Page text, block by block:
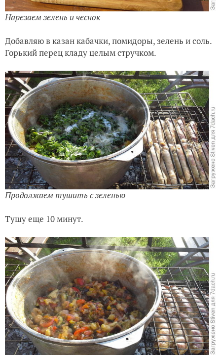
Нарезаем зелень и чеснок
Добавляю в казан кабачки, помидоры, зелень и соль.
Горький перец кладу целым стручком.
Продолжаем тушить с зеленью
Тушу еще 10 минут.